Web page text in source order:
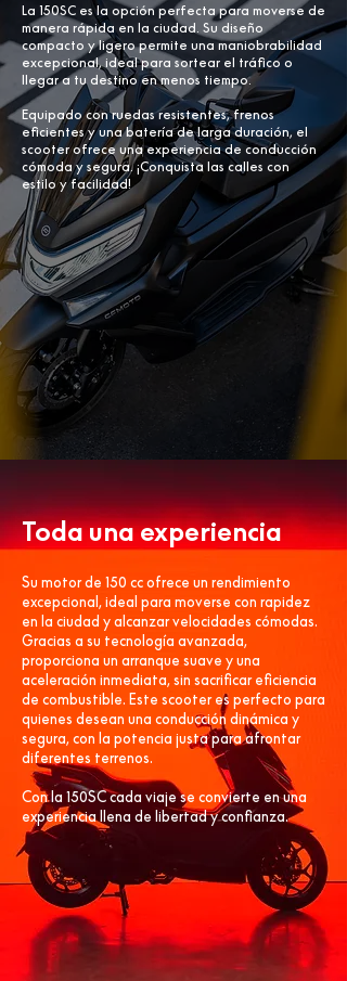
La 150SC es la opción perfecta para moverse de
manera rápida en la ciudad. Su diseño
compacto y ligero permite una maniobrabilidad
excepcional, ideal para sortear el tráfico o
llegar a tu destino en menos tiempo.
Equipado con ruedas resistentes, frenos
eficientes y una batería de larga duración, el
scooter ofrece una experiencia de conducción
cómoda y segura. ¡Conquista las calles con
estilo y facilidad!
Toda una experiencia
Su motor de 150 cc ofrece un rendimiento
excepcional, ideal para moverse con rapidez
en la ciudad y alcanzar velocidades cómodas.
Gracias a su tecnología avanzada,
proporciona un arranque suave y una
aceleración inmediata, sin sacrificar eficiencia
de combustible. Este scooter es perfecto para
quienes desean una conducción dinámica y
segura, con la potencia justa para afrontar
diferentes terrenos.
Con la 150SC cada viaje se convierte en una
experiencia llena de libertad y confianza.